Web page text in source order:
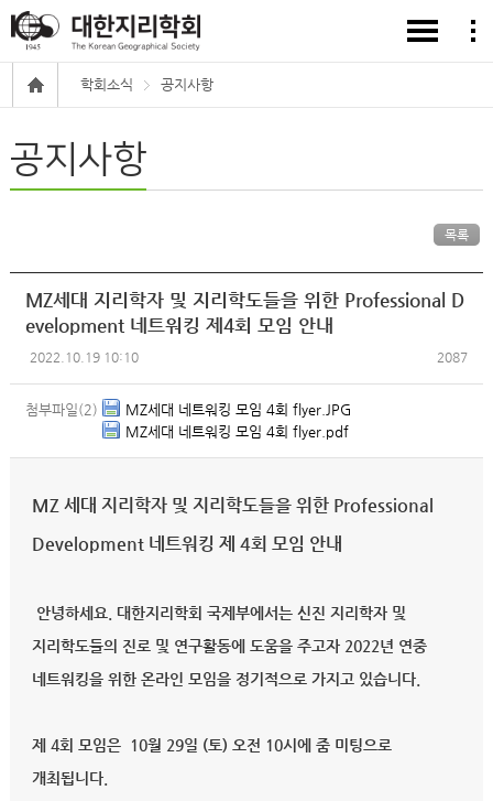
학회소식 공지사항
공지사항
목록
MZ세대 지리학자 및 지리학도들을 위한 Professional D
evelopment 네트워킹 제4회 모임 안내
2022.10.19 10:10 2087
첨부파일(2)
MZ세대 네트워킹 모임 4회 flyer.JPG
MZ세대 네트워킹 모임 4회 flyer.pdf
MZ 세대 지리학자 및 지리학도들을 위한 Professional
Development 네트워킹 제 4회 모임 안내
안녕하세요. 대한지리학회 국제부에서는 신진 지리학자 및
지리학도들의 진로 및 연구활동에 도움을 주고자 2022년 연중
네트워킹을 위한 온라인 모임을 정기적으로 가지고 있습니다.
제 4회 모임은 10월 29일 (토) 오전 10시에 줌 미팅으로
개최됩니다.